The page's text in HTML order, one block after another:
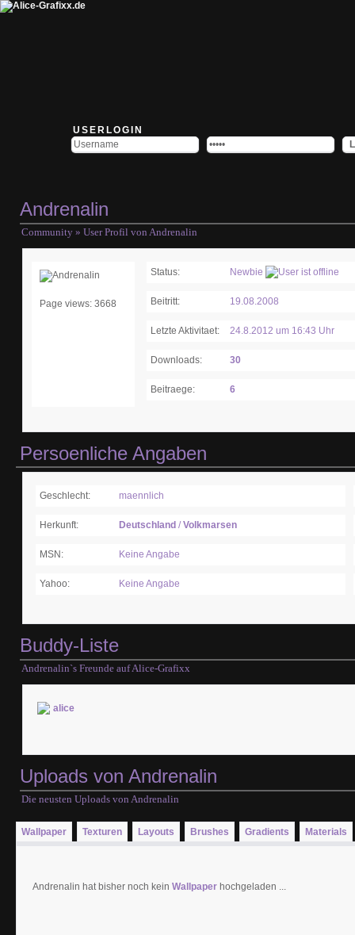
USERLOGIN
Andrenalin
Community » User Profil von Andrenalin
Page views: 3668
Status: Newbie
Beitritt: 19.08.2008
Letzte Aktivitaet: 24.8.2012 um 16:43 Uhr
Downloads: 30
Beitraege: 6
Persoenliche Angaben
Geschlecht: maennlich
Herkunft: Deutschland /Volkmarsen
MSN: Keine Angabe
Yahoo: Keine Angabe
Buddy-Liste
Andrenalin`s Freunde auf Alice-Grafixx
Uploads von Andrenalin
Die neusten Uploads von Andrenalin
Wallpaper Texturen Layouts Brushes Gradients Materials
Andrenalin hat bisher noch kein Wallpaper hochgeladen ...